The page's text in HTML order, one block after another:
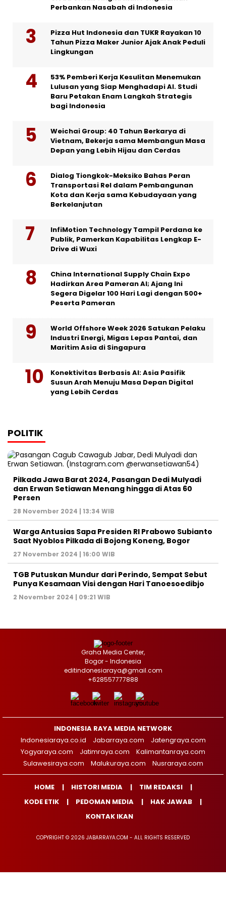
Perbankan Nasabah di Indonesia
Pizza Hut Indonesia dan TUKR Rayakan 10
Tahun Pizza Maker Junior Ajak Anak Peduli
Lingkungan
53% Pemberi Kerja Kesulitan Menemukan
Lulusan yang Siap Menghadapi AI. Studi
Baru Petakan Enam Langkah Strategis
bagi Indonesia
Weichai Group: 40 Tahun Berkarya di
Vietnam, Bekerja sama Membangun Masa
Depan yang Lebih Hijau dan Cerdas
Dialog Tiongkok-Meksiko Bahas Peran
Transportasi Rel dalam Pembangunan
Kota dan Kerja sama Kebudayaan yang
Berkelanjutan
InfiMotion Technology Tampil Perdana ke
Publik, Pamerkan Kapabilitas Lengkap E-
Drive di Wuxi
China International Supply Chain Expo
Hadirkan Area Pameran AI; Ajang Ini
Segera Digelar 100 Hari Lagi dengan 500+
Peserta Pameran
World Offshore Week 2026 Satukan Pelaku
Industri Energi, Migas Lepas Pantai, dan
Maritim Asia di Singapura
Konektivitas Berbasis AI: Asia Pasifik
Susun Arah Menuju Masa Depan Digital
yang Lebih Cerdas
POLITIK
Pilkada Jawa Barat 2024, Pasangan Dedi Mulyadi
dan Erwan Setiawan Menang hingga di Atas 60
Persen
28 November 2024 | 13:34 WIB
Warga Antusias Sapa Presiden RI Prabowo Subianto
Saat Nyoblos Pilkada di Bojong Koneng, Bogor
27 November 2024 | 16:00 WIB
TGB Putuskan Mundur dari Perindo, Sempat Sebut
Punya Kesamaan Visi dengan Hari Tanoesoedibjo
2 November 2024 | 09:21 WIB
Graha Media Center,
Bogor - Indonesia
editindonesiaraya@gmail.com
+628557777888
INDONESIA RAYA MEDIA NETWORK
Indonesiaraya.co.id
Jabarraya.com
Jatengraya.com
Yogyaraya.com
Jatimraya.com
Kalimantanraya.com
Sulawesiraya.com
Malukuraya.com Nusraraya.com
HOME HISTORI MEDIA
TIM REDAKSI
KODE ETIK
PEDOMAN MEDIA
HAK JAWAB
KONTAK IKAN
COPYRIGHT © 2026 JABARRAYA.COM - ALL RIGHTS RESERVED